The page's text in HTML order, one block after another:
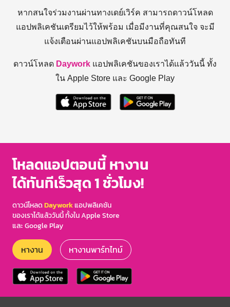
หากสนใจร่วมงานผ่านทางเดย์เวิร์ค สามารถดาวน์โหลด
แอปพลิเคชันเตรียมไว้ให้พร้อม เมื่อมีงานที่คุณสนใจ จะมี
แจ้งเตือนผ่านแอปพลิเคชันบนมือถือทันที
ดาวน์โหลด Daywork แอปพลิเคชันของเราได้แล้ววันนี้ ทั้ง
ใน Apple Store และ Google Play
โหลดแอปตอนนี้ หางาน
ได้ทันทีเร็วสุด 1 ชั่วโมง!
ดาวน์โหลดDayworkแอปพลิเคชัน
ของเราได้แล้ววันนี้ ทั้งใน Apple Store
และ Google Play
หางาน หางานพาร์ทไทม์